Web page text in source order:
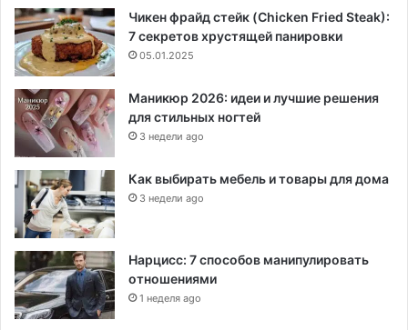
Чикен фрайд стейк (Chicken Fried Steak):
7 секретов хрустящей панировки
05.01.2025
Маникюр 2026: идеи и лучшие решения
для стильных ногтей
3 недели ago
Как выбирать мебель и товары для дома
3 недели ago
Нарцисс: 7 способов манипулировать
отношениями
1 неделя ago